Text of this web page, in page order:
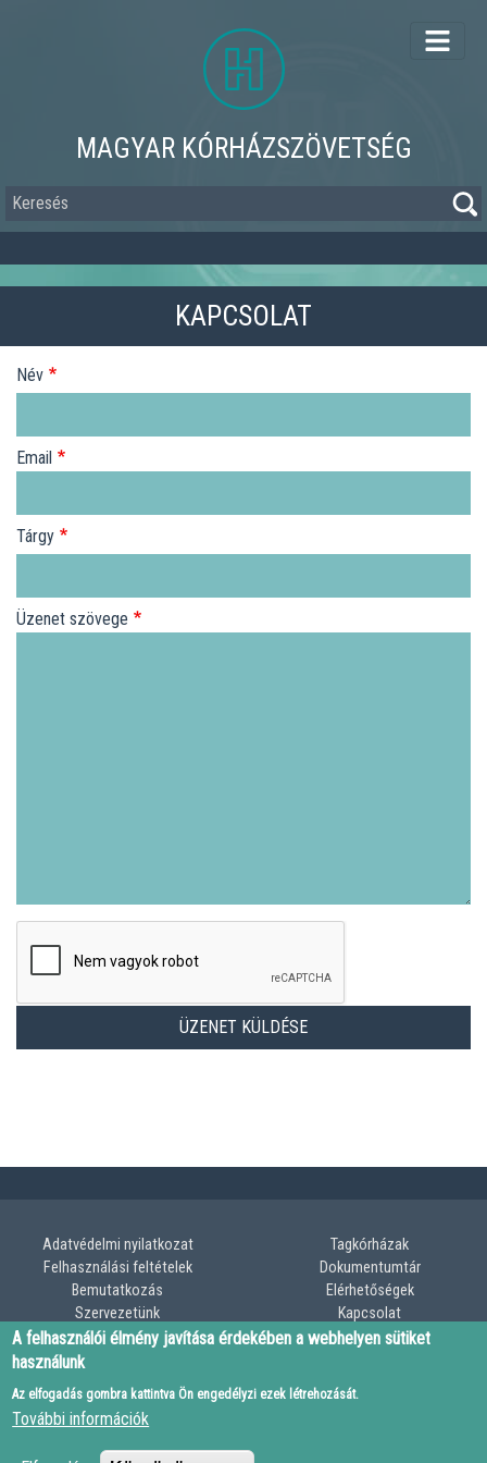
MAGYAR KÓRHÁZSZÖVETSÉG
Keresés
KAPCSOLAT
Név
Email
Tárgy
Üzenet szövege
LÁBLÉC
MENÜ
Adatvédelmi nyilatkozat
Felhasználási feltételek
Bemutatkozás
Szervezetünk
Tagkórházak
Dokumentumtár
Elérhetőségek
Kapcsolat
A felhasználói élmény javítása érdekében a webhelyen sütiket
használunk
Az elfogadás gombra kattintva Ön engedélyzi ezek létrehozását.
További információk